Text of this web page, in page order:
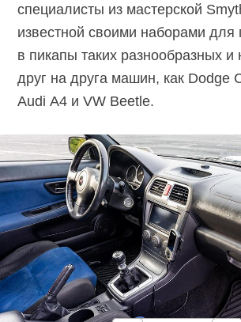
специалисты из мастерской
известной своими наборами
в пикапы таких разнообразных и
друг на друга машин, как Dodge
Audi A4 и VW Beetle.